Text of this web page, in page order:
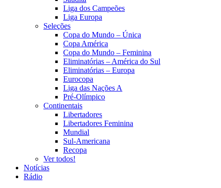
Liga dos Campeões
Liga Europa
Seleções
Copa do Mundo – Única
Copa América
Copa do Mundo – Feminina
Eliminatórias – América do Sul
Eliminatórias – Europa
Eurocopa
Liga das Nações A
Pré-Olímpico
Continentais
Libertadores
Libertadores Feminina
Mundial
Sul-Americana
Recopa
Ver todos!
Notícias
Rádio